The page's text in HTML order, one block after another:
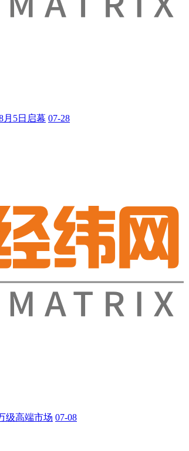
月5日启幕 07-28
级高端市场 07-08